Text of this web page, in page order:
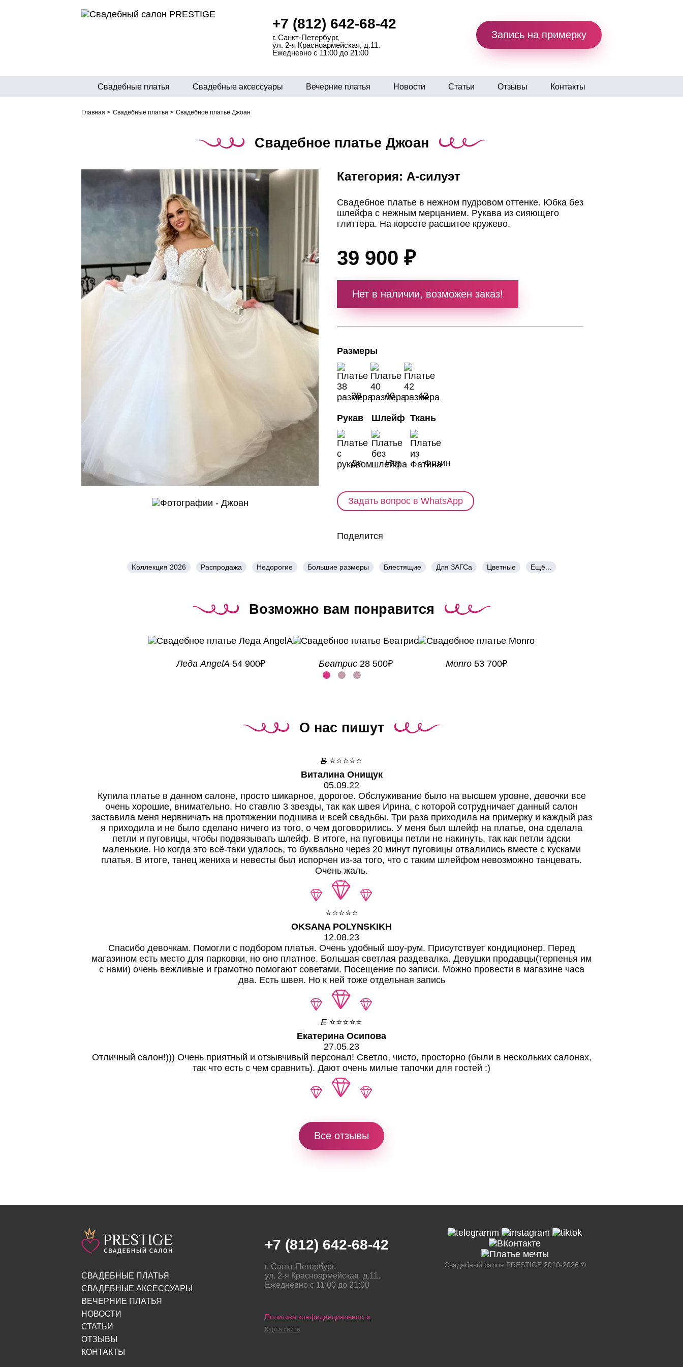
+7 (812) 642-68-42
г. Санкт-Петербург,
ул. 2-я Красноармейская, д.11.
Ежедневно с 11:00 до 21:00
Запись на примерку
Свадебные платья Свадебные аксессуары Вечерние платья Новости Статьи Отзывы Контакты
Главная > Свадебные платья > Свадебное платье Джоан
Свадебное платье Джоан
Категория: А-силуэт
Свадебное платье в нежном пудровом оттенке. Юбка без
шлейфа с нежным мерцанием. Рукава из сияющего
глиттера. На корсете расшитое кружево.
39 900 ₽
Нет в наличии, возможен заказ!
Размеры
38 40 42
Рукав
Да
Шлейф
Нет
Ткань
Фатин
Задать вопрос в WhatsApp
Поделится
Kоллекция 2026 Распродажа Недорогие Большие размеры Блестящие Для ЗАГСа Цветные Ещё...
Возможно вам понравится
Леда AngelA 54 900₽ Беатрис 28 500₽ Monro 53 700₽
О нас пишут
В ⭐⭐⭐⭐⭐
Виталина Онищук
05.09.22
Купила платье в данном салоне, просто шикарное, дорогое. Обслуживание было на высшем уровне, девочки все
очень хорошие, внимательно. Но ставлю 3 звезды, так как швея Ирина, с которой сотрудничает данный салон
заставила меня нервничать на протяжении подшива и всей свадьбы. Три раза приходила на примерку и каждый раз
я приходила и не было сделано ничего из того, о чем договорились. У меня был шлейф на платье, она сделала
петли и пуговицы, чтобы подвязывать шлейф. В итоге, на пуговицы петли не накинуть, так как петли адски
маленькие. Но когда это всё-таки удалось, то буквально через 20 минут пуговицы отвалились вместе с кусками
платья. В итоге, танец жениха и невесты был испорчен из-за того, что с таким шлейфом невозможно танцевать.
Очень жаль.
⭐⭐⭐⭐⭐
OKSANA POLYNSKIKH
12.08.23
Спасибо девочкам. Помогли с подбором платья. Очень удобный шоу-рум. Присутствует кондиционер. Перед
магазином есть место для парковки, но оно платное. Большая светлая раздевалка. Девушки продавцы(терпенья им
с нами) очень вежливые и грамотно помогают советами. Посещение по записи. Можно провести в магазине часа
два. Есть швея. Но к ней тоже отдельная запись
Е ⭐⭐⭐⭐⭐
Екатерина Осипова
27.05.23
Отличный салон!))) Очень приятный и отзывчивый персонал! Светло, чисто, просторно (были в нескольких салонах,
так что есть с чем сравнить). Дают очень милые тапочки для гостей :)
Все отзывы
СВАДЕБНЫЕ ПЛАТЬЯ
СВАДЕБНЫЕ АКСЕССУАРЫ
ВЕЧЕРНИЕ ПЛАТЬЯ
НОВОСТИ
СТАТЬИ
ОТЗЫВЫ
КОНТАКТЫ
+7 (812) 642-68-42
г. Санкт-Петербург,
ул. 2-я Красноармейская, д.11.
Ежедневно с 11:00 до 21:00
Политика конфиденциальности
Карта сайта
Свадебный салон PRESTIGE 2010-2026 ©